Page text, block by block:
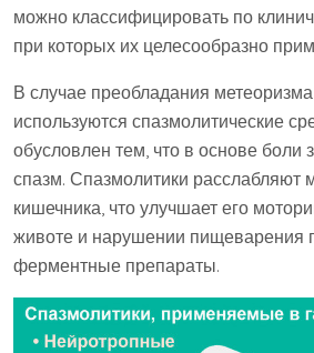
можно классифицировать по
при которых их целесообразно
В случае преобладания
используются спазмолитические
обусловлен тем, что в основе боли
спазм. Спазмолитики расслабляют
кишечника, что улучшает его
животе и нарушении пищеварения
ферментные препараты.